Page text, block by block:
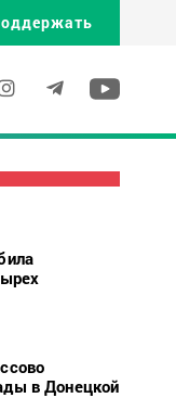
в Донецкой